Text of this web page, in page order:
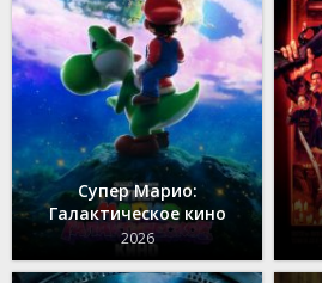
Супер Марио:
Галактическое кино
2026